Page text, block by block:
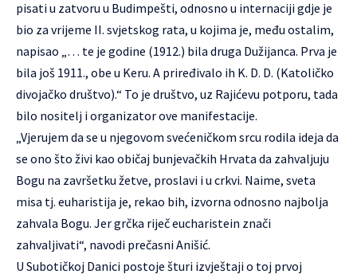
pisati u zatvoru u Budimpešti, odnosno u internaciji gdje je
bio za vrijeme II. svjetskog rata, u kojima je, među ostalim,
napisao „… te je godine (1912.) bila druga Dužijanca. Prva je
bila još 1911., obe u Keru. A priređivalo ih K. D. D. (Katoličko
divojačko društvo).“ To je društvo, uz Rajićevu potporu, tada
bilo nositelj i organizator ove manifestacije.
„Vjerujem da se u njegovom svećeničkom srcu rodila ideja da
se ono što živi kao običaj bunjevačkih Hrvata da zahvaljuju
Bogu na završetku žetve, proslavi i u crkvi. Naime, sveta
misa tj. euharistija je, rekao bih, izvorna odnosno najbolja
zahvala Bogu. Jer grčka riječ eucharistein znači
zahvaljivati“, navodi prečasni Anišić.
U Subotičkoj Danici postoje šturi izvještaji o toj prvoj